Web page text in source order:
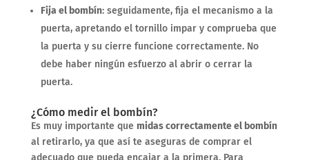
Fija el bombín: seguidamente, fija el mecanismo a la
puerta, apretando el tornillo impar y comprueba que
la puerta y su cierre funcione correctamente. No
debe haber ningún esfuerzo al abrir o cerrar la
puerta.
¿Cómo medir el bombín?
Es muy importante que midas correctamente el bombín
al retirarlo, ya que así te aseguras de comprar el